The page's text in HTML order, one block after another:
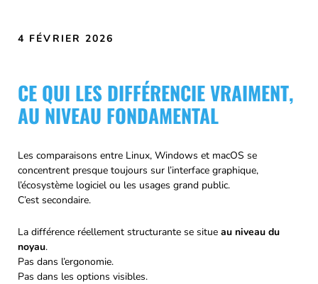
4 FÉVRIER 2026
CE QUI LES DIFFÉRENCIE VRAIMENT,
AU NIVEAU FONDAMENTAL
Les comparaisons entre Linux, Windows et macOS se
concentrent presque toujours sur l’interface graphique,
l’écosystème logiciel ou les usages grand public.
C’est secondaire.
La différence réellement structurante se situe au niveau du
noyau.
Pas dans l’ergonomie.
Pas dans les options visibles.